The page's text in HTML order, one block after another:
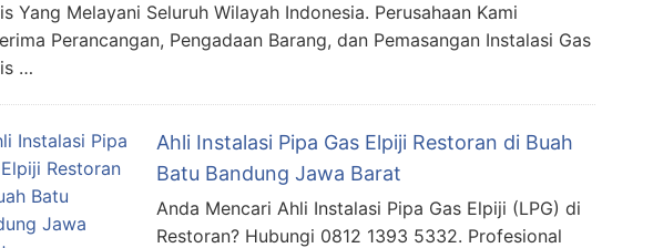
Yang Melayani Seluruh Wilayah Indonesia. Perusahaan Kami
Perancangan, Pengadaan Barang, dan Pemasangan Instalasi Gas
…
Ahli Instalasi Pipa Gas Elpiji Restoran di Buah
Batu Bandung Jawa Barat
Anda Mencari Ahli Instalasi Pipa Gas Elpiji (LPG) di
Restoran? Hubungi 0812 1393 5332. Profesional